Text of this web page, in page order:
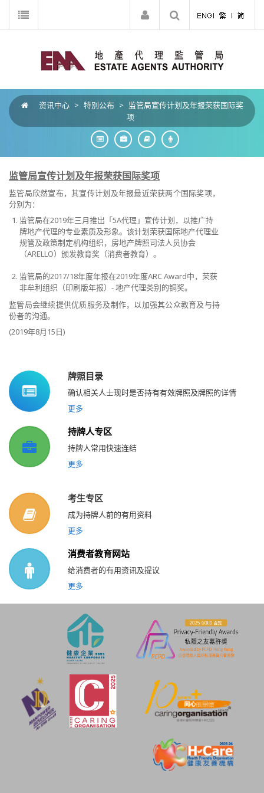
资讯中心 > 特別公布 > 监管局宣传计划及年报荣获国际奖
项
监管局宣传计划及年报荣获国际奖项
监管局欣然宣布，其宣传计划及年报最近荣获两个国际奖项，
分别为：
监管局在2019年三月推出「5A代理」宣传计划，以推广持
牌地产代理的专业素质及形象。该计划荣获国际地产代理业
规管及政策制定机构组织，房地产牌照司法人员协会
（ARELLO） 颁发教育奖（消费者教育）。
监管局的2017/18年度年报在2019年度ARC Award中，荣获
非牟利组织（印刷版年报）- 地产代理类别的铜奖。
监管局会继续提供优质服务及制作，以加强其公众教育及与持
份者的沟通。
(2019年8月15日)
牌照目录
确认相关人士现时是否持有有效牌照及牌照的详情
更多
持牌人专区
持牌人常用快速连结
更多
考生专区
成为持牌人前的有用资料
更多
消费者教育网站
给消费者的有用资讯及提议
更多